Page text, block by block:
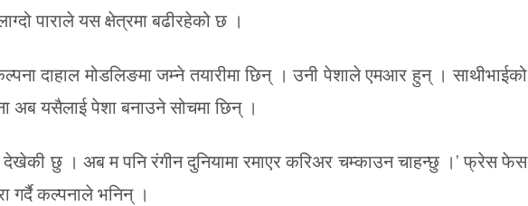
पाराले यस क्षेत्रमा बढीरहेको छ ।
दाहाल मोडलिङमा जम्ने तयारीमा छिन् । उनी पेशाले एमआर हुन् । साथीभाईको
अब यसैलाई पेशा बनाउने सोचमा छिन् ।
देखेकी छु । अब म पनि रंगीन दुनियामा रमाएर करिअर चम्काउन चाहन्छु ।’ फ्रेस फेस
गर्दै कल्पनाले भनिन् ।